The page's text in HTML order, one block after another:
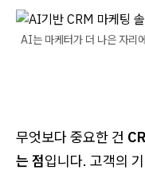
AI는 마케터가 더 나은 자리
무엇보다 중요한 건
는 점입니다. 고객의